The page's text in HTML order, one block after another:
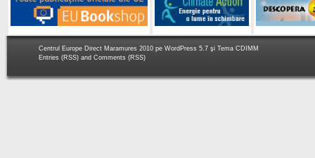
Centrul Europe Direct Maramures 2010 pe WordPress 5.7 şi Tema CDIMM
Entries (RSS) and Comments (RSS)